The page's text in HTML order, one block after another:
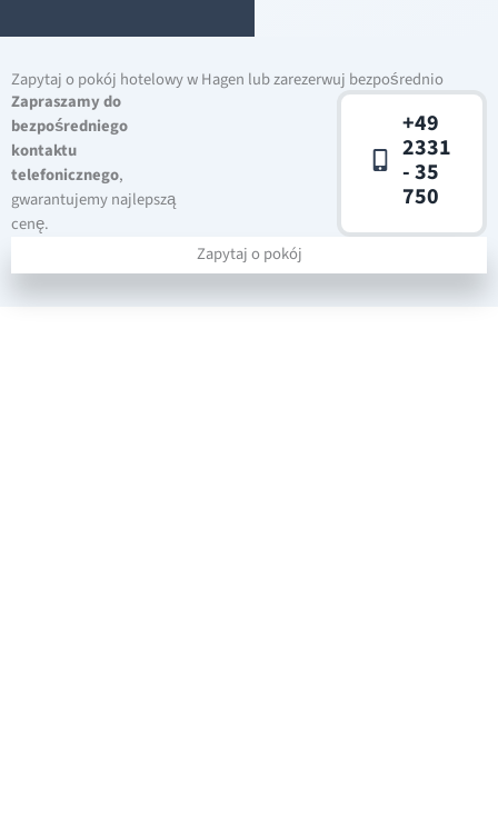
Zapytaj o pokój hotelowy w Hagen lub zarezerwuj bezpośrednio
Zapraszamy do
bezpośredniego
kontaktu
telefonicznego,
gwarantujemy najlepszą
cenę.
+49
2331
- 35
750
Zapytaj o pokój